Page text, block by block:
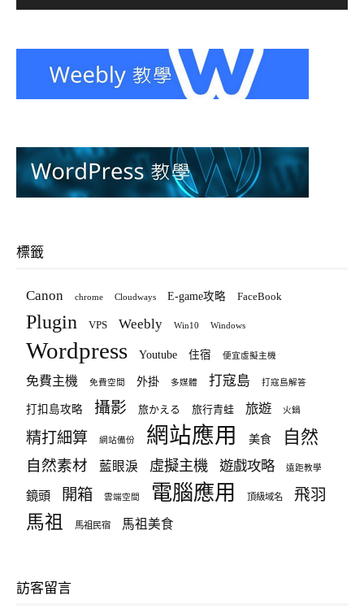
標籤
Canon chrome Cloudways E-game攻略 FaceBook
Plugin VPS Weebly Win10 Windows
Wordpress Youtube 住宿 便宜虛擬主機
免費主機 免費空間 外掛 多媒體 打寇島 打寇島解答
打扣島攻略 攝影 旅かえる 旅行青蛙 旅遊 火鍋
精打細算 網站備份 網站應用 美食 自然
自然素材 藍眼淚 虛擬主機 遊戲攻略 遠距教學
鏡頭 開箱 雲端空間 電腦應用 頂級域名 飛羽
馬祖 馬祖民宿 馬祖美食
訪客留言